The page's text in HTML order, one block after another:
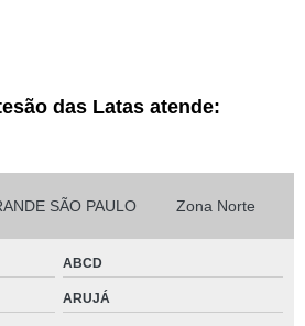
das Latas atende:
SÃO PAULO Zona Norte
ABCD
ARUJÁ